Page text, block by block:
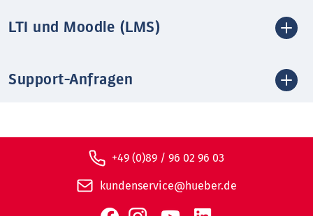
LTI und Moodle (LMS)
Support-Anfragen
+49 (0)89 / 96 02 96 03
kundenservice@hueber.de